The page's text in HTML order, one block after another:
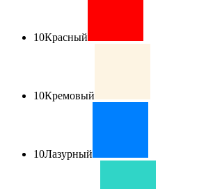
10Красный
10Кремовый
10Лазурный